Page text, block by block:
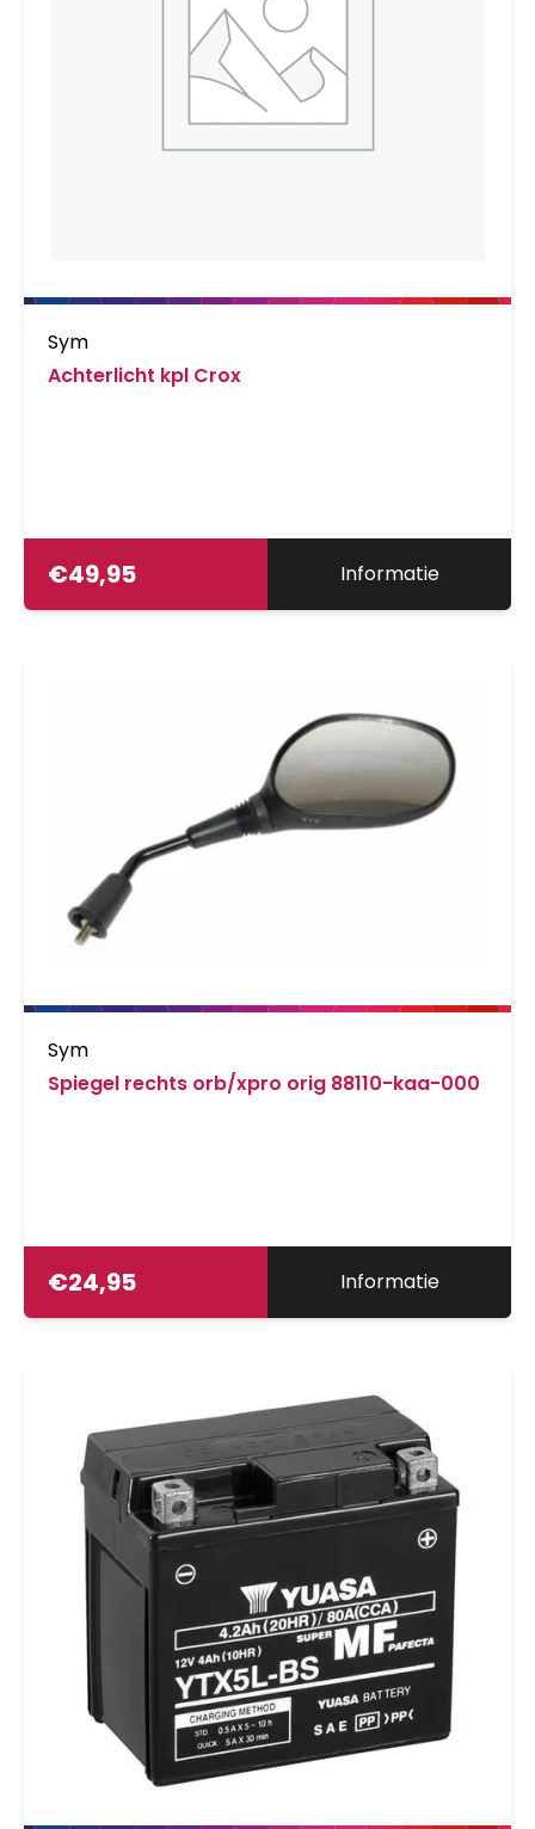
Sym
Achterlicht kpl Crox
€49,95 Informatie
Sym
Spiegel rechts orb/xpro orig 88110-kaa-000
€24,95 Informatie